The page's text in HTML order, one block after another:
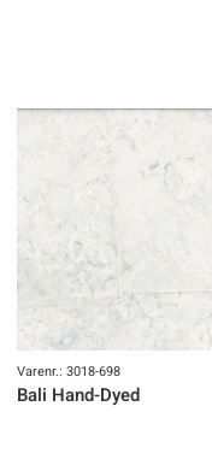
Varenr.: 3018-698
Bali Hand-Dyed